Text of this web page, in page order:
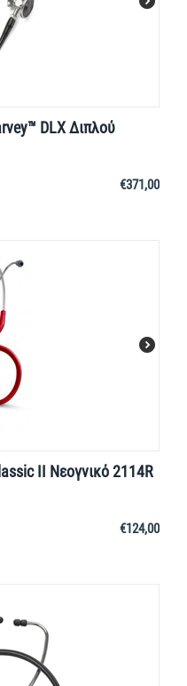
DLX Διπλού
€371,00
II Νεογνικό 2114R
€124,00